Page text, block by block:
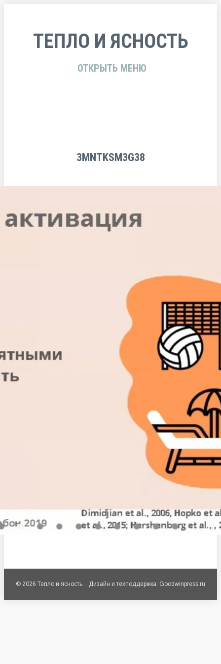
ТЕПЛО И ЯСНОСТЬ
ОТКРЫТЬ МЕНЮ
3MNTKSM3G38
© 2026 Тепло и ясность · Дизайн и техподдержка: Goodwinpress.ru